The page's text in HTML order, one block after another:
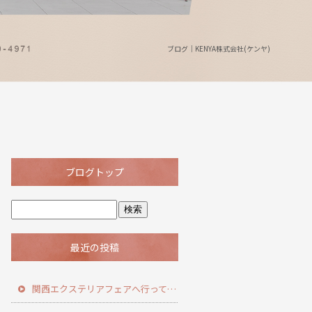
ブログ｜KENYA株式会社(ケンヤ)
ブログトップ
最近の投稿
関西エクステリアフェアへ行ってきました